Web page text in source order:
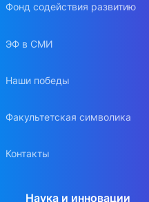
Фонд содействия развитию
ЭФ в СМИ
Наши победы
Факультетская символика
Контакты
Наука и инновации